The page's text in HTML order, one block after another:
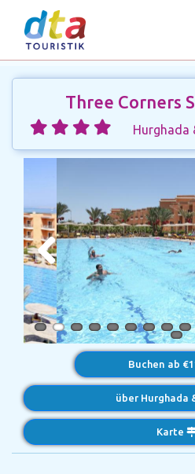
Three Corners
Hurghada
Previous
Buchen ab
über Hurghada
Karte